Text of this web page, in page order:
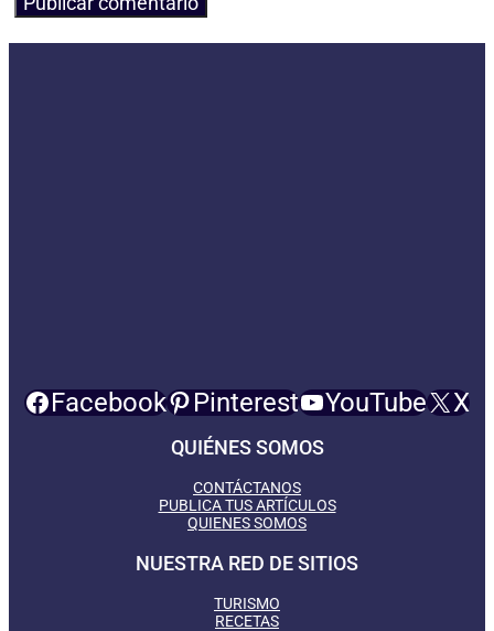
Facebook Pinterest YouTube X
QUIÉNES SOMOS
CONTÁCTANOS
PUBLICA TUS ARTÍCULOS
QUIENES SOMOS
NUESTRA RED DE SITIOS
TURISMO
RECETAS